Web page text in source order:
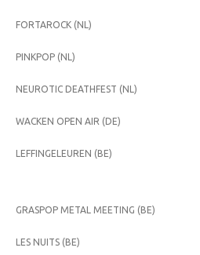
FORTAROCK (NL)
PINKPOP (NL)
NEUROTIC DEATHFEST (NL)
WACKEN OPEN AIR (DE)
LEFFINGELEUREN (BE)
GRASPOP METAL MEETING (BE)
LES NUITS (BE)